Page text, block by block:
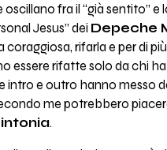
fra il “già sentito” e
Jesus” dei Depeche
rifarla e per di
essere rifatte solo da chi
intro e outro hanno messo
me potrebbero
.